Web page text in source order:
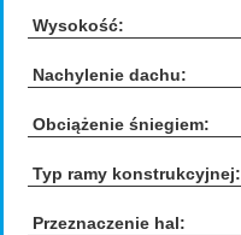
Wysokość:
Nachylenie dachu:
Obciążenie śniegiem:
Typ ramy konstrukcyjnej:
Przeznaczenie hal: